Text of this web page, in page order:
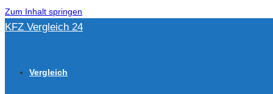
Zum Inhalt springen
KFZ Vergleich 24
Vergleich